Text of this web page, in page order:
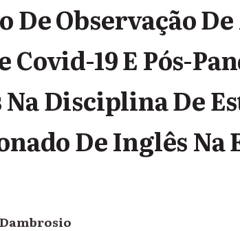
De Observação
Covid-19 E Pós-
Disciplina De
De Inglês Na